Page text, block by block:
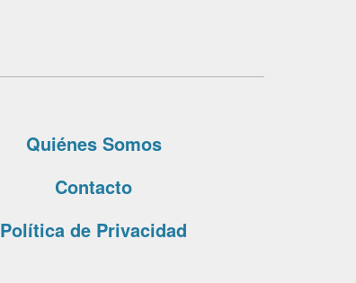
Quiénes Somos
Contacto
Política de Privacidad